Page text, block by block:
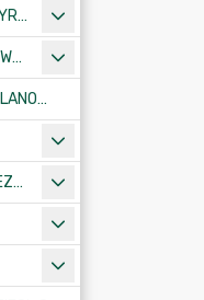
OGŁOSZENIE O NABORACH NA DYREKTORÓW PLACÓWEK OŚWIATOWYCH
WNIOSEK O WYDANIE DECYZJI O WARUNKACH ZABUDOWY/O USTALENIE INWESTYCJI CELU PUBLICZNEGO
FORMULARZ PISMA DOT. AKTU PLANOWANIA PRZESTRZENNEGO
FORMULARZ ZGŁOSZENIA IMPREZY SPORTOWO-REKREACYJNEJ, ARTYSTYCZNEJ LUB ROZRYWKOWEJ